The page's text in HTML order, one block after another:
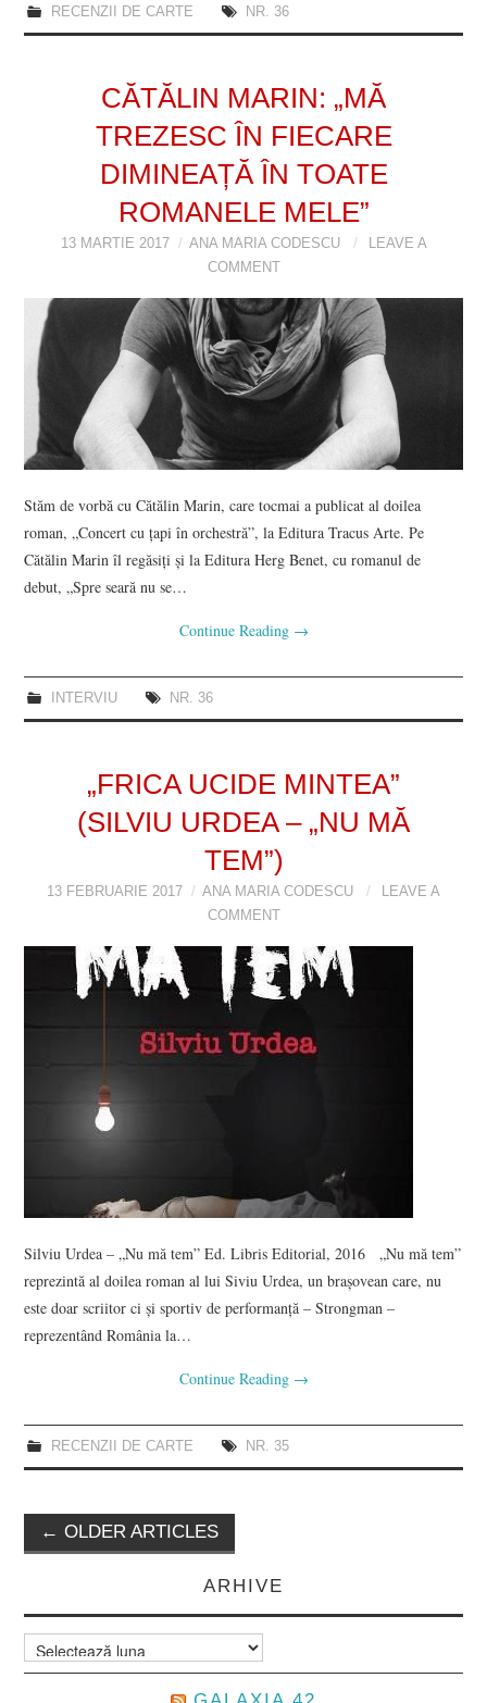
RECENZII DE CARTE NR. 36
CĂTĂLIN MARIN: „MĂ
TREZESC ÎN FIECARE
DIMINEAȚĂ ÎN TOATE
ROMANELE MELE”
13 MARTIE 2017 ANA MARIA CODESCU
LEAVE A
COMMENT
Stăm de vorbă cu Cătălin Marin, care tocmai a publicat al doilea
roman, „Concert cu ţapi în orchestră”, la Editura Tracus Arte. Pe
Cătălin Marin îl regăsiţi şi la Editura Herg Benet, cu romanul de
debut, „Spre seară nu se…
Continue Reading →
INTERVIU NR. 36
„FRICA UCIDE MINTEA”
(SILVIU URDEA – „NU MĂ
TEM”)
13 FEBRUARIE 2017 ANA MARIA CODESCU
LEAVE A
COMMENT
Silviu Urdea – „Nu mă tem” Ed. Libris Editorial, 2016 „Nu mă tem”
reprezintă al doilea roman al lui Siviu Urdea, un brașovean care, nu
este doar scriitor ci și sportiv de performanță – Strongman –
reprezentând România la…
Continue Reading →
RECENZII DE CARTE NR. 35
Post
navigation
← OLDER ARTICLES
ARHIVE
Arhive